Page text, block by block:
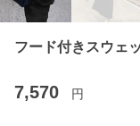
フード付きスウェ
7,570 円